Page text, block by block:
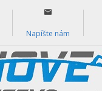
Napíšte nám